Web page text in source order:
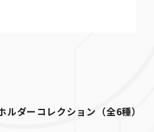
ダーコレクション（全6種）